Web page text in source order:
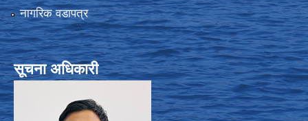
नागरिक वडापत्र
सूचना अधिकारी